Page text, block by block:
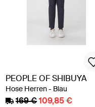
PEOPLE OF SHIBUYA
Hose Herren - Blau
169 €109,85 €